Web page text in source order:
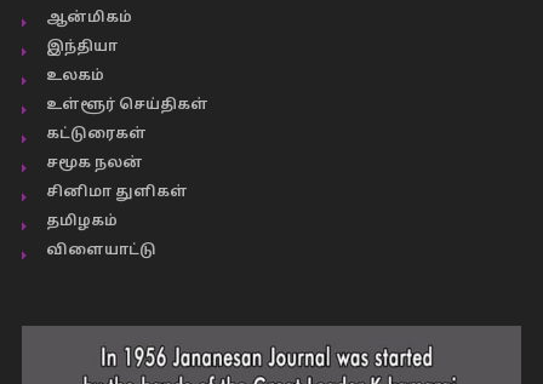
ஆன்மிகம்
இந்தியா
உலகம்
உள்ளூர் செய்திகள்
கட்டுரைகள்
சமூக நலன்
சினிமா துளிகள்
தமிழகம்
விளையாட்டு